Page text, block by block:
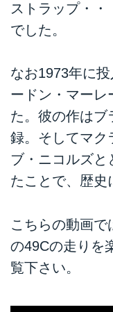
ストラップ・
でした。
なお1973年に
ードン・マーレ
た。彼の作はブ
録。そしてマク
ブ・ニコルズと
たことで、歴史
こちらの動画で
の49Cの走りを
覧下さい。